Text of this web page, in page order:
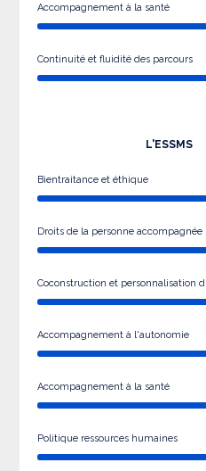
Accompagnement à la santé
Continuité et fluidité des parcours
L'ESSMS
Bientraitance et éthique
Droits de la personne accompagnée
Coconstruction et personnalisation
Accompagnement à l'autonomie
Accompagnement à la santé
Politique ressources humaines